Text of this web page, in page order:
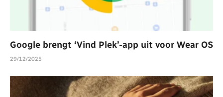
Google brengt ‘Vind Plek’-app uit voor Wear OS
29/12/2025